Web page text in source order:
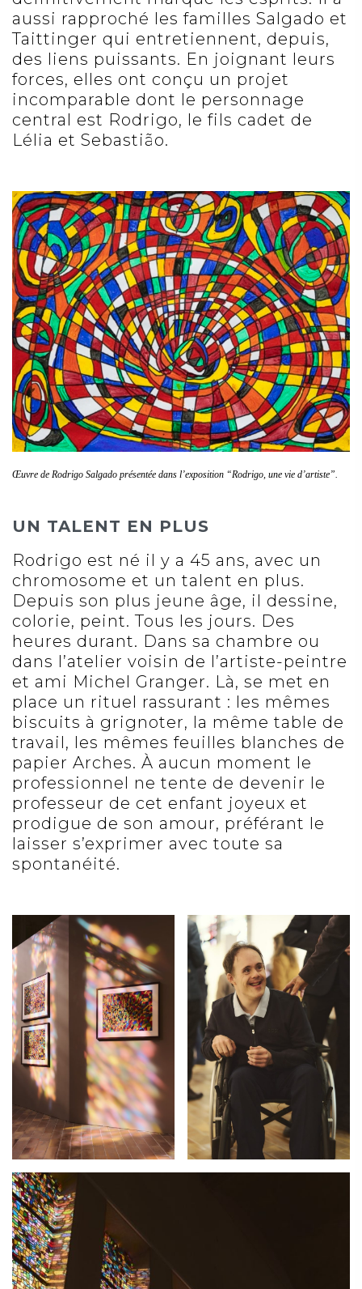
aussi rapproché les familles Salgado et
Taittinger qui entretiennent, depuis,
des liens puissants. En joignant leurs
forces, elles ont conçu un projet
incomparable dont le personnage
central est Rodrigo, le fils cadet de
Lélia et Sebastião.
Œuvre de Rodrigo Salgado présentée dans l’exposition “Rodrigo, une vie d’artiste”.
UN TALENT EN PLUS
Rodrigo est né il y a 45 ans, avec un
chromosome et un talent en plus.
Depuis son plus jeune âge, il dessine,
colorie, peint. Tous les jours. Des
heures durant. Dans sa chambre ou
dans l’atelier voisin de l’artiste-peintre
et ami Michel Granger. Là, se met en
place un rituel rassurant : les mêmes
biscuits à grignoter, la même table de
travail, les mêmes feuilles blanches de
papier Arches. À aucun moment le
professionnel ne tente de devenir le
professeur de cet enfant joyeux et
prodigue de son amour, préférant le
laisser s’exprimer avec toute sa
spontanéité.